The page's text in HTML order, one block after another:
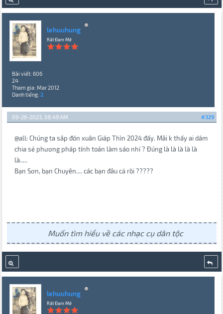
lehuuhung
Rất Đam Mê
Bài viết: 606
24
Tham gia: Mar 2012
Danh tiếng: 2
#329
09-26-2023, 06:49 AM
@all: Chúng ta sắp đón xuân Giáp Thìn 2024 đấy. Mãi k thấy ai dám
chia sẻ phương pháp tính toán làm sáo nhỉ ? Đúng là là là là là
là.....
Bạn Sơn, bạn Chuyên.... các bạn đâu cả rồi ?????
Muốn tìm hiểu về các nhạc cụ dân tộc
lehuuhung
Rất Đam Mê